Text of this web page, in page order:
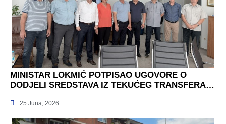
MINISTAR LOKMIĆ POTPISAO UGOVORE O
DODJELI SREDSTAVA IZ TEKUĆEG TRANSFERA…
25 Juna, 2026